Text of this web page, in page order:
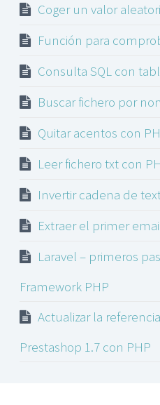
Coger un valor
Función para
Consulta SQL con
Buscar fichero por
Quitar acentos con
Leer fichero txt con
Invertir cadena de
Extraer el primer
Laravel – primeros
Framework PHP
Actualizar la
Prestashop 1.7 con PHP